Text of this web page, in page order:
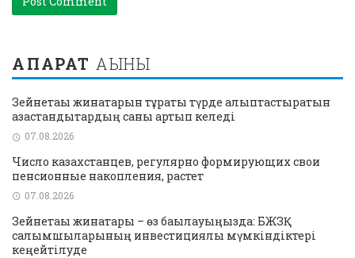
АҚПАРАТ АҒЫНЫ
Зейнетақы жинақтарын тұрақты түрде қалыптастыратын
қазақстандықтардың саны артып келеді
07.08.2026
Число казахстанцев, регулярно формирующих свои
пенсионные накопления, растет
07.08.2026
Зейнетақы жинақтары – өз бақылауыңызда: БЖЗҚ
салымшыларының инвестициялық мүмкіндіктері
кеңейтілуде